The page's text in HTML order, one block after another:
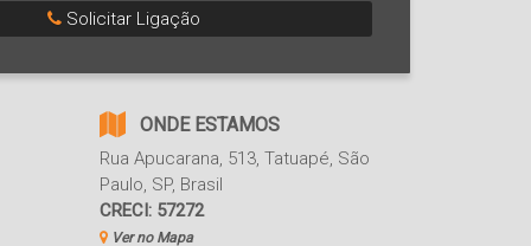
Solicitar Ligação
ONDE ESTAMOS
Rua Apucarana, 513, Tatuapé, São
Paulo, SP, Brasil
CRECI: 57272
Ver no Mapa